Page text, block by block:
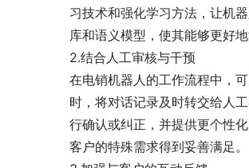
习技术和强化学习方法，让机
库和语义模型，使其能够更好
2.结合人工审核与干预
在电销机器人的工作流程中，
时，将对话记录及时转交给人
行确认或纠正，并提供更个性
客户的特殊需求得到妥善满足。